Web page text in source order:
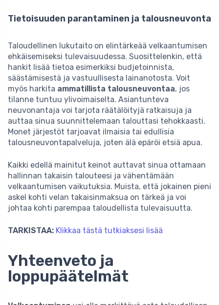
Tietoisuuden parantaminen ja talousneuvonta
Taloudellinen lukutaito on elintärkeää velkaantumisen
ehkäisemiseksi tulevaisuudessa. Suosittelenkin, että
hankit lisää tietoa esimerkiksi budjetoinnista,
säästämisestä ja vastuullisesta lainanotosta. Voit
myös harkita ammatillista talousneuvontaa, jos
tilanne tuntuu ylivoimaiselta. Asiantunteva
neuvonantaja voi tarjota räätälöityjä ratkaisuja ja
auttaa sinua suunnittelemaan talouttasi tehokkaasti.
Monet järjestöt tarjoavat ilmaisia tai edullisia
talousneuvontapalveluja, joten älä epäröi etsiä apua.
Kaikki edellä mainitut keinot auttavat sinua ottamaan
hallinnan takaisin talouteesi ja vähentämään
velkaantumisen vaikutuksia. Muista, että jokainen pieni
askel kohti velan takaisinmaksua on tärkeä ja voi
johtaa kohti parempaa taloudellista tulevaisuutta.
TARKISTAA: Klikkaa tästä tutkiaksesi lisää
Yhteenveto ja
loppupäätelmät